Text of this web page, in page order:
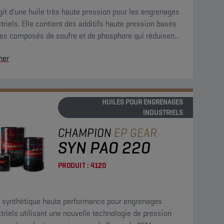
d'une huile très haute pression pour les engrenages
Elle contient des additifs haute pression basés
composés de soufre et de phosphore qui réduisent
HUILES POUR ENGRENAGES
INDUSTRIELS
CHAMPION EP GEAR
SYN PAO 220
PRODUIT : 4120
haute performance pour engrenages
utilisant une nouvelle technologie de pression